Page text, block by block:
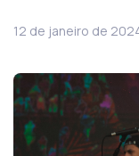
12 de janeiro de